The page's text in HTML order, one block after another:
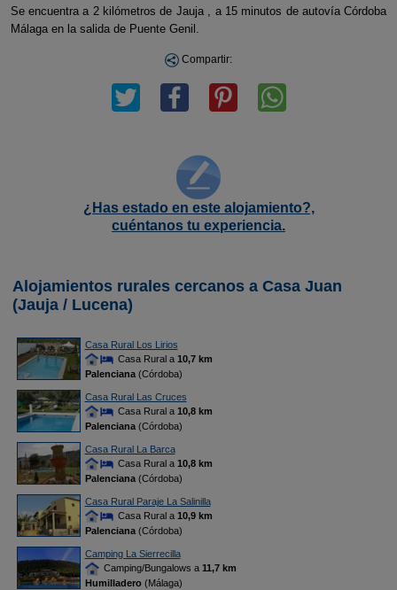
Se encuentra a 2 kilómetros de Jauja , a 15 minutos de autovía Córdoba
Málaga en la salida de Puente Genil.
Compartir:
¿Has estado en este alojamiento?,
cuéntanos tu experiencia.
Alojamientos rurales cercanos a Casa Juan
(Jauja / Lucena)
Casa Rural Los Lirios
Casa Rural a 10,7 km
Palenciana(Córdoba)
Casa Rural Las Cruces
Casa Rural a 10,8 km
Palenciana(Córdoba)
Casa Rural La Barca
Casa Rural a 10,8 km
Palenciana(Córdoba)
Casa Rural Paraje La Salinilla
Casa Rural a 10,9 km
Palenciana(Córdoba)
Camping La Sierrecilla
Camping/Bungalows a 11,7 km
Humilladero(Málaga)